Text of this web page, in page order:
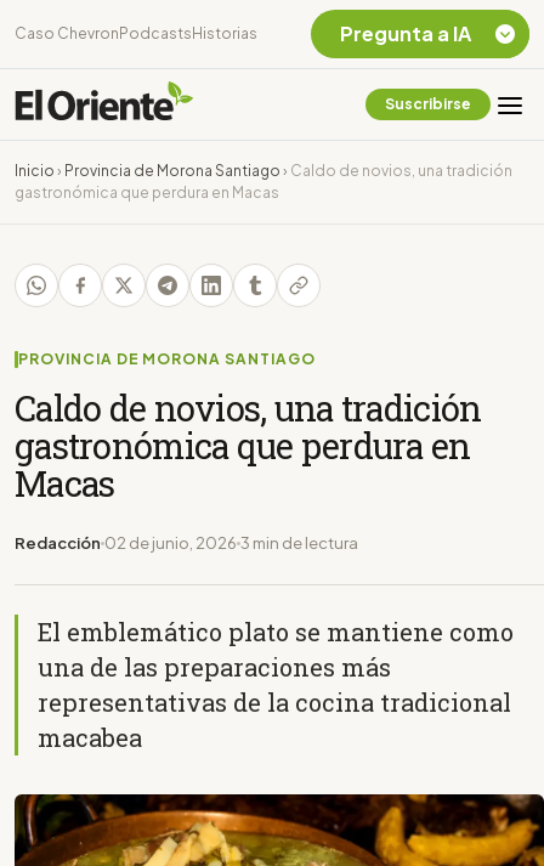
Caso Chevron Podcasts Historias
Suscribirse
Inicio › Provincia de Morona Santiago › Caldo de novios, una tradición
gastronómica que perdura en Macas
PROVINCIA DE MORONA SANTIAGO
Caldo de novios, una tradición
gastronómica que perdura en
Macas
Redacción 02 de junio, 2026 3 min de lectura
El emblemático plato se mantiene como
una de las preparaciones más
representativas de la cocina tradicional
macabea
Pregunta a IA
Chevron Ecuador